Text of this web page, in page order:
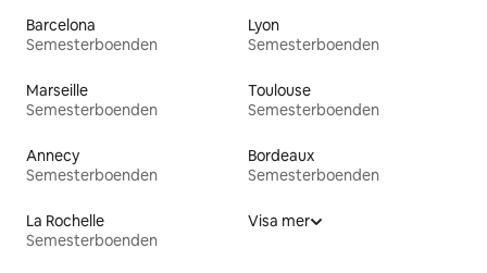
Barcelona
Semesterboenden
Lyon
Semesterboenden
Marseille
Semesterboenden
Toulouse
Semesterboenden
Annecy
Semesterboenden
Bordeaux
Semesterboenden
La Rochelle
Semesterboenden
Visa mer